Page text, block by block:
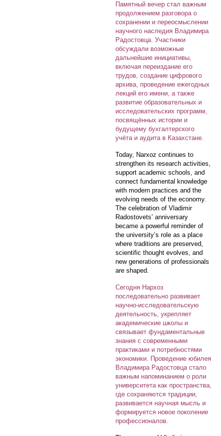
Памятный вечер стал важным
продолжением разговора о
сохранении и переосмыслении
научного наследия Владимира
Радостовца. Участники
обсуждали возможные
дальнейшие инициативы,
включая переиздание его
трудов, создание цифрового
архива, проведение ежегодных
лекций его имени, а также
развитие образовательных и
исследовательских программ,
посвящённых истории и
будущему бухгалтерского
учёта и аудита в Казахстане.
Today, Narxoz continues to
strengthen its research activities,
support academic schools, and
connect fundamental knowledge
with modern practices and the
evolving needs of the economy.
The celebration of Vladimir
Radostovets’ anniversary
became a powerful reminder of
the university’s role as a place
where traditions are preserved,
scientific thought evolves, and
new generations of professionals
are shaped.
Сегодня Нархоз
последовательно развивает
научно-исследовательскую
деятельность, укрепляет
академические школы и
связывает фундаментальные
знания с современными
практиками и потребностями
экономики. Проведение юбилея
Владимира Радостовца стало
важным напоминанием о роли
университета как пространства,
где сохраняются традиции,
развивается научная мысль и
формируется новое поколение
профессионалов.